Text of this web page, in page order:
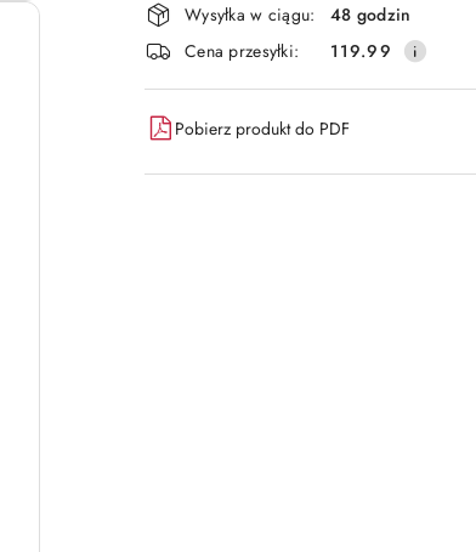
i
dostawa
Wysyłka w ciągu:
48 godzin
Cena przesyłki:
119.99
Pobierz produkt do PDF